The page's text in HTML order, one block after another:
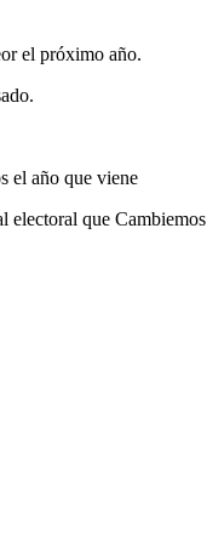
el próximo año.
el año que viene
electoral que Cambiemos